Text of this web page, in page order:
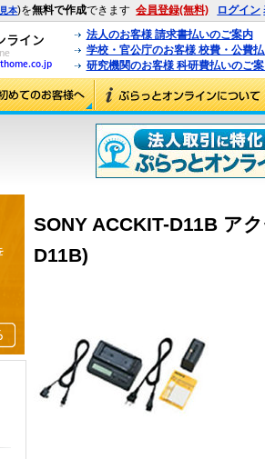
見本)を無料で作成できます 会員登録(無料) ログイン
法人のお客様 請求書払いのご案内
学校・官公庁のお客様 校費・公費
研究機関のお客様 科研費払いのご
SONY ACCKIT-D11B ア
D11B)